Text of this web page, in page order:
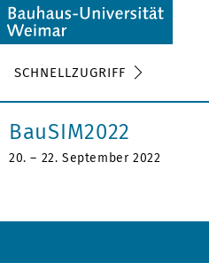
SCHNELLZUGRIFF
BauSIM2022
20. – 22. September 2022